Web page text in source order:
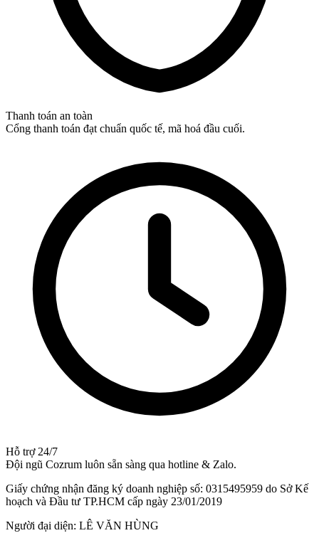
Thanh toán an toàn
Cổng thanh toán đạt chuẩn quốc tế, mã hoá đầu cuối.
Hỗ trợ 24/7
Đội ngũ Cozrum luôn sẵn sàng qua hotline & Zalo.
Giấy chứng nhận đăng ký doanh nghiệp số: 0315495959 do Sở Kế
hoạch và Đầu tư TP.HCM cấp ngày 23/01/2019
Người đại diện: LÊ VĂN HÙNG